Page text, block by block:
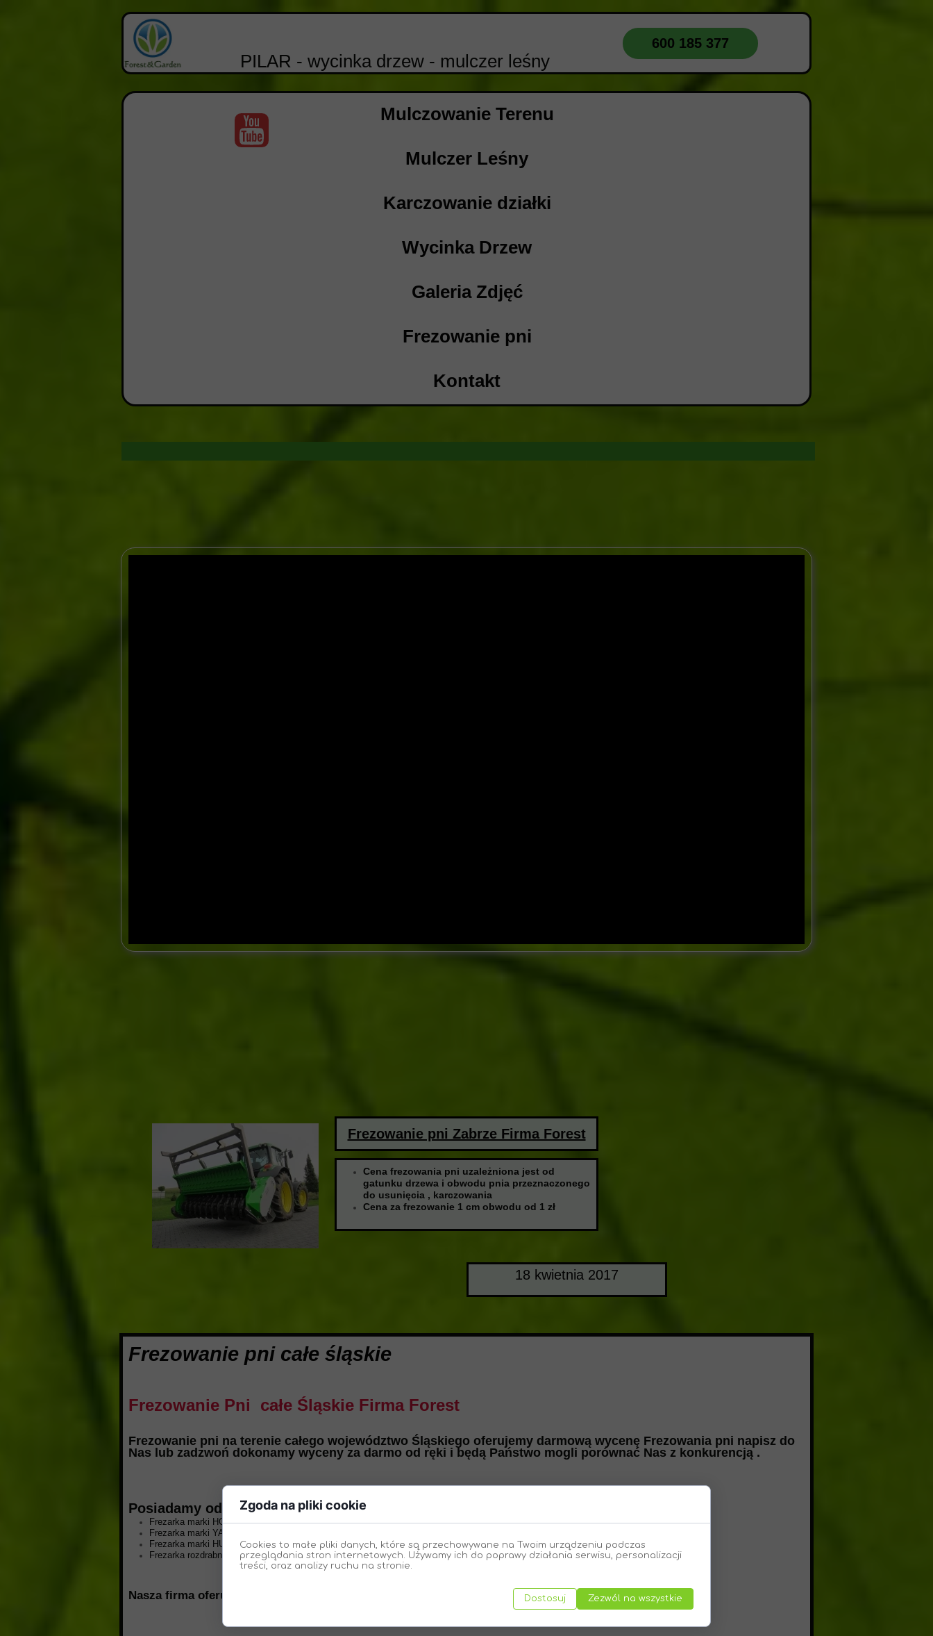
Frezowanie pni całe śląskie
Frezowanie Pni całe Śląskie Firma Forest
Frezowanie pni na terenie całego województwo Śląskiego oferujemy darmową wycenę Frezowania pni napisz do
Nas lub zadzwoń dokonamy wyceny za darmo od ręki i będą Państwo mogli porównać Nas z konkurencją .
Posiadamy odpowiedni sprzęt:
Frezarka marki HONDA 15 KM z dużą tarczą frezującą 8 zębów tnących
Frezarka marki YANSEN 15 KM z małą tarczą 12 zębów tnących
Frezarka marki HUSQVARNA 15 KM
Frezarka rozdrabniająca FAO FAR za ciągnikiem 180 KM
Nasza firma oferuje niskie ceny i szybkie terminy realizacji
18 kwietnia 2017
Cena frezowania pni uzależniona jest od
gatunku drzewa i obwodu pnia przeznaczonego
do usunięcia , karczowania
Cena za frezowanie 1 cm obwodu od 1 zł
Frezowanie pni Zabrze Firma Forest
600 185 377
PILAR - wycinka drzew - mulczer leśny
Mulczowanie Terenu
Mulczer Leśny
Karczowanie działki
Wycinka Drzew
Galeria Zdjęć
Frezowanie pni
Kontakt
Zgoda na pliki cookie
Cookies to małe pliki danych, które są przechowywane na Twoim urządzeniu podczas
przeglądania stron internetowych. Używamy ich do poprawy działania serwisu, personalizacji
treści, oraz analizy ruchu na stronie.
Dostosuj Zezwól na wszystkie